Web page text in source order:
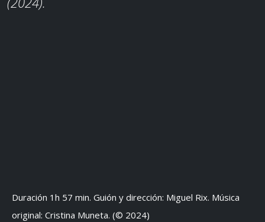
Duración 1h 57 min. Guión y dirección: Miguel Rix. Música
original: Cristina Muneta. (© 2024)